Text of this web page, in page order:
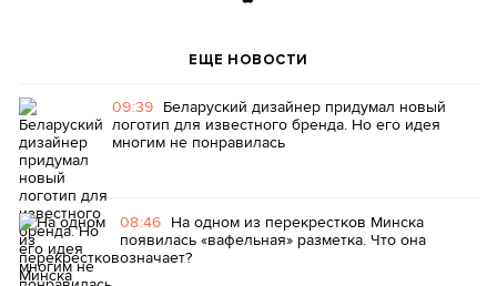
ЕЩЕ НОВОСТИ
09:39 Беларуский дизайнер придумал новый
логотип для известного бренда. Но его идея
многим не понравилась
08:46 На одном из перекрестков Минска
появилась «вафельная» разметка. Что она
означает?